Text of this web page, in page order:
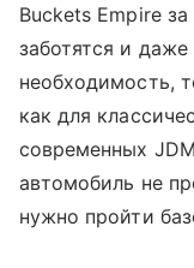
Buckets Empire
заботятся и
необходимость,
как для
современных
автомобиль не
нужно пройти